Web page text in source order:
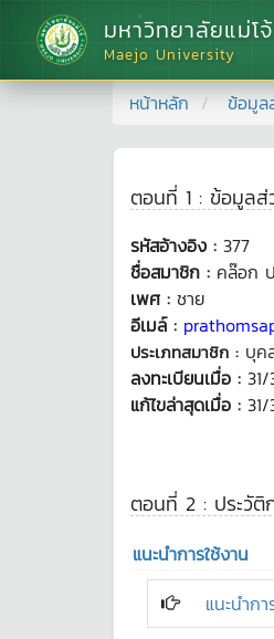
มหาวิทยาลัยแม่โจ้
Maejo University
หน้าหลัก ข้อมูล
ตอนที่ 1 : ข้อมูล
รหัสอ้างอิง : 377
ชื่อสมาชิก : คล๊อก
เพศ : ชาย
อีเมล์ :
ประเภทสมาชิก : บุค
ลงทะเบียนเมื่อ :
แก้ไขล่าสุดเมื่อ :
ตอนที่ 2 : ประวัติ
แนะนำการใช้งาน
แนะนำก